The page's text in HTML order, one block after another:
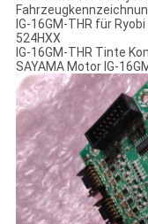
IG-16GM-THR für
524HXX
IG-16GM-THR Tinte
SAYAMA Motor IG-